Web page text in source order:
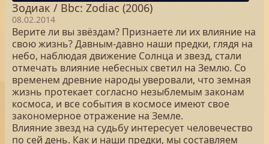
Зодиак / Bbc: Zodiac (2006)
08.02.2014
Верите ли вы звёздам? Признаете ли их влияние на
свою жизнь? Давным-давно наши предки, глядя на
небо, наблюдая движение Солнца и звезд, стали
отмечать влияние небесных светил на Землю. Со
временем древние народы уверовали, что земная
жизнь протекает согласно незыблемым законам
космоса, и все события в космосе имеют свое
закономерное отражение на Земле.
Влияние звезд на судьбу интересует человечество
по сей день. Как и наши предки, мы составляем